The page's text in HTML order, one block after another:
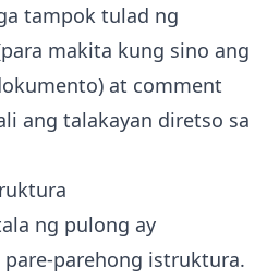
tampok tulad ng
makita kung sino ang
at comment
ang talakayan diretso sa
ng pulong ay
parehong istruktura.